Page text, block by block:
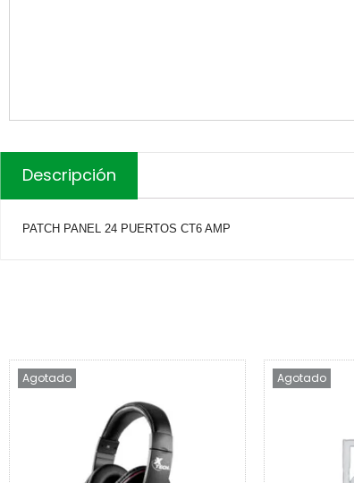
Descripción
PATCH PANEL 24 PUERTOS CT6 AMP
Agotado Agotado